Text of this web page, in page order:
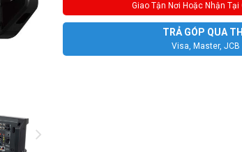
Giao Tận Nơi Hoặc Nhận Tại
TRẢ GÓP QUA
Visa, Master, JCB